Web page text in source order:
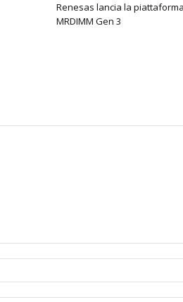
Renesas lancia la piattaforma
MRDIMM Gen 3